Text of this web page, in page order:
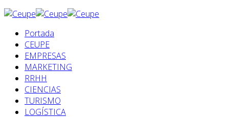
Portada
CEUPE
EMPRESAS
MARKETING
RRHH
CIENCIAS
TURISMO
LOGÍSTICA